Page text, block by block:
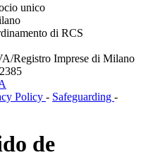
unico
di RCS
Registro Imprese di Milano
Policy - Safeguarding -
de